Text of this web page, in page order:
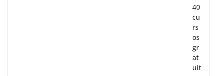
40
cu
rs
os
gr
at
uit